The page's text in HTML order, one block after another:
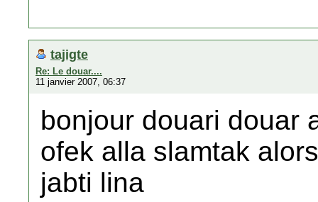
tajigte
Re: Le douar....
11 janvier 2007, 06:37
bonjour douari douar
ofek alla slamtak
jabti lina